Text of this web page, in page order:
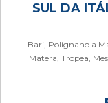
SUL DA
Bari, Polignano a
Matera, Tropea,